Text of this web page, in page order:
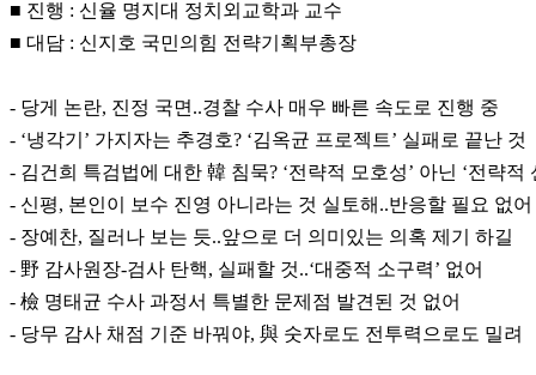
■ 진행 : 신율 명지대 정치외교학과 교수
■ 대담 : 신지호 국민의힘 전략기획부총장
- 당게 논란, 진정 국면..경찰 수사 매우 빠른 속도로 진행 중
- ‘냉각기’ 가지자는 추경호? ‘김옥균 프로젝트’ 실패로 끝난 것
- 김건희 특검법에 대한 韓 침묵? ‘전략적 모호성’ 아닌 ‘전략적
- 신평, 본인이 보수 진영 아니라는 것 실토해..반응할 필요 없어
- 장예찬, 질러나 보는 듯..앞으로 더 의미있는 의혹 제기 하길
- 野 감사원장-검사 탄핵, 실패할 것..‘대중적 소구력’ 없어
- 檢 명태균 수사 과정서 특별한 문제점 발견된 것 없어
- 당무 감사 채점 기준 바꿔야, 與 숫자로도 전투력으로도 밀려